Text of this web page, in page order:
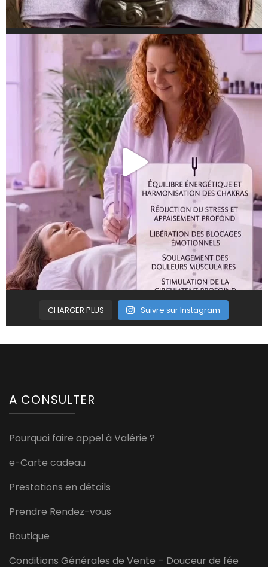
CHARGER PLUS Suivre sur Instagram
A CONSULTER
Pourquoi faire appel à Valérie ?
e-Carte cadeau
Prestations en détails
Prendre Rendez-vous
Boutique
Conditions Générales de Vente – Douceur de fée